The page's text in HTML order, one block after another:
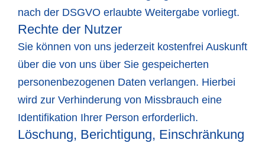
nach der DSGVO erlaubte Weitergabe vorliegt.
Rechte der Nutzer
Sie können von uns jederzeit kostenfrei Auskunft
über die von uns über Sie gespeicherten
personenbezogenen Daten verlangen. Hierbei
wird zur Verhinderung von Missbrauch eine
Identifikation Ihrer Person erforderlich.
Löschung, Berichtigung, Einschränkung